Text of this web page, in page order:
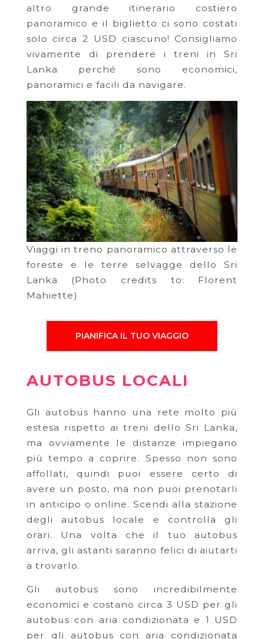
altro grande itinerario costiero
panoramico e il biglietto ci sono costati
solo circa 2 USD ciascuno! Consigliamo
vivamente di prendere i treni in Sri
Lanka perché sono economici,
panoramici e facili da navigare.
Viaggi in treno panoramico attraverso le
foreste e le terre selvagge dello Sri
Lanka (Photo credits to: Florent
Mahiette)
PIANIFICA IL TUO VIAGGIO
AUTOBUS LOCALI
Gli autobus hanno una rete molto più
estesa rispetto ai treni dello Sri Lanka,
ma ovviamente le distanze impiegano
più tempo a coprire. Spesso non sono
affollati, quindi puoi essere certo di
avere un posto, ma non puoi prenotarli
in anticipo o online. Scendi alla stazione
degli autobus locale e controlla gli
orari. Una volta che il tuo autobus
arriva, gli astanti saranno felici di aiutarti
a trovarlo.
Gli autobus sono incredibilmente
economici e costano circa 3 USD per gli
autobus con aria condizionata e 1 USD
per gli autobus con aria condizionata